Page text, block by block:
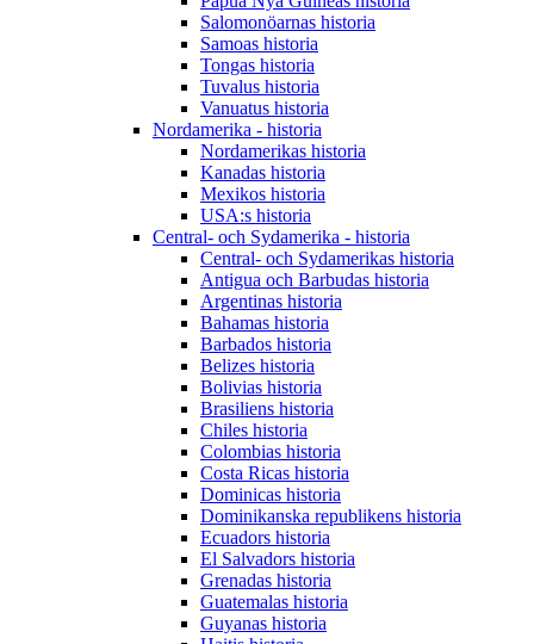
Salomonöarnas historia
Samoas historia
Tongas historia
Tuvalus historia
Vanuatus historia
Nordamerika - historia
Nordamerikas historia
Kanadas historia
Mexikos historia
USA:s historia
Central- och Sydamerika - historia
Central- och Sydamerikas historia
Antigua och Barbudas historia
Argentinas historia
Bahamas historia
Barbados historia
Belizes historia
Bolivias historia
Brasiliens historia
Chiles historia
Colombias historia
Costa Ricas historia
Dominicas historia
Dominikanska republikens historia
Ecuadors historia
El Salvadors historia
Grenadas historia
Guatemalas historia
Guyanas historia